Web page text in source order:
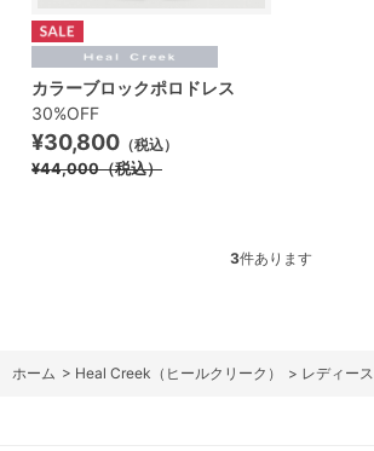
カラーブロックポロドレス
30%OFF
¥30,800 （税込）
¥44,000（税込）
3件あります
ホーム > Heal Creek（ヒールクリーク） > レディース